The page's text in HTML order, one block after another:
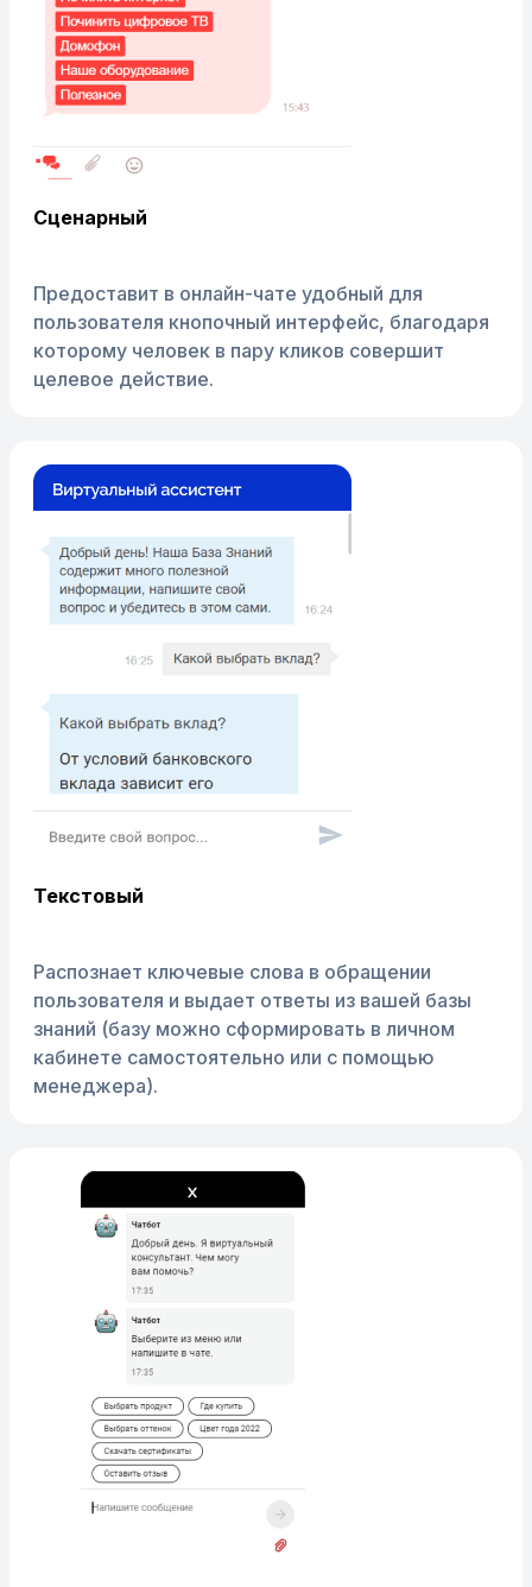
Сценарный
Предоставит в онлайн-чате удобный для
пользователя кнопочный интерфейс, благодаря
которому человек в пару кликов совершит
целевое действие.
Текстовый
Распознает ключевые слова в обращении
пользователя и выдает ответы из вашей базы
знаний (базу можно сформировать в личном
кабинете самостоятельно или с помощью
менеджера).